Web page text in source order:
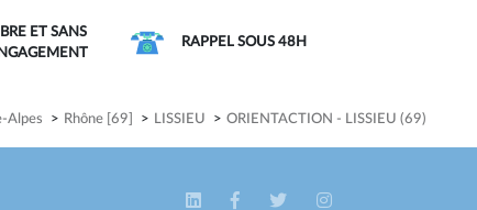
ET SANS
RAPPEL SOUS 48H
Alpes > Rhône [69] > LISSIEU > ORIENTACTION - LISSIEU (69)